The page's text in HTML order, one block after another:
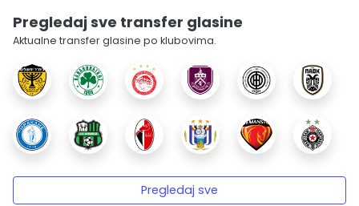
Pregledaj sve transfer glasine
Aktualne transfer glasine po klubovima.
Pregledaj sve